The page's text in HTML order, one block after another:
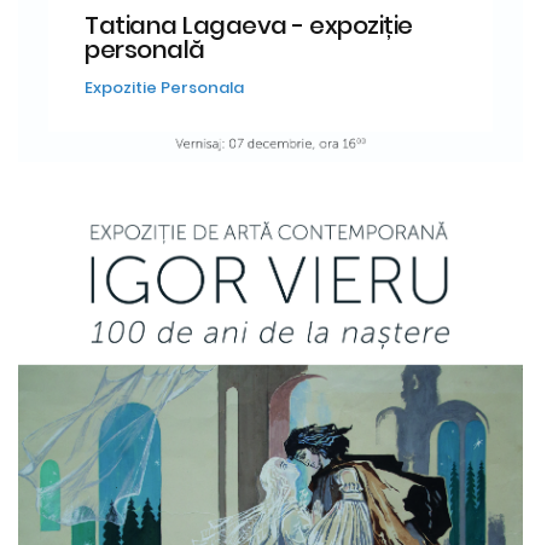
Tatiana Lagaeva - expoziție
personală
Expozitie Personala